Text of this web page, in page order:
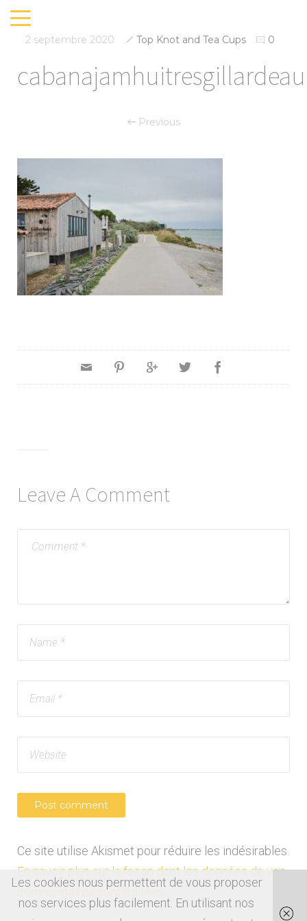
2 septembre 2020 Top Knot and Tea Cups 0
Previous
Leave A Comment
Ce site utilise Akismet pour réduire les indésirables.
En savoir plus sur la façon dont les données de vos
commentaires sont traitées
Les cookies nous permettent de vous proposer
nos services plus facilement. En utilisant nos